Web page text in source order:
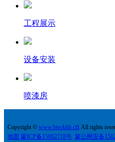
工程展示
设备安装
喷漆房
Copyright © www.btsckhb.cnAll rights
地图 蒙ICP备15002718号 蒙公网安备